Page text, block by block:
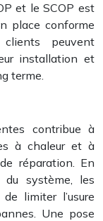
et le SCOP est
place conforme
peuvent
installation et
terme.
contribue à
à chaleur et à
réparation. En
système, les
limiter l’usure
Une pose